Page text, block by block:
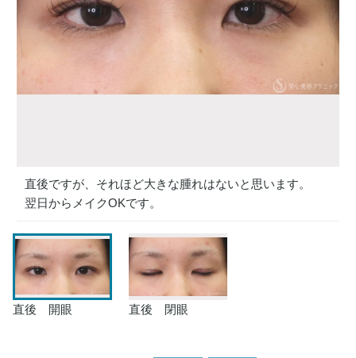
直後ですが、それほど大きな腫れはないと思います。
翌日からメイクOKです。
直後 開眼 直後 閉眼